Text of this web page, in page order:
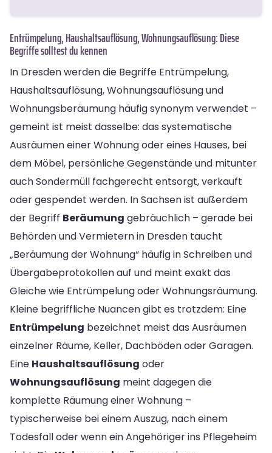
Entrümpelung, Haushaltsauflösung, Wohnungsauflösung: Diese
Begriffe solltest du kennen
In Dresden werden die Begriffe Entrümpelung,
Haushaltsauflösung, Wohnungsauflösung und
Wohnungsberäumung häufig synonym verwendet –
gemeint ist meist dasselbe: das systematische
Ausräumen einer Wohnung oder eines Hauses, bei
dem Möbel, persönliche Gegenstände und mitunter
auch Sondermüll fachgerecht entsorgt, verkauft
oder gespendet werden. In Sachsen ist außerdem
der Begriff Beräumung gebräuchlich – gerade bei
Behörden und Vermietern in Dresden taucht
„Beräumung der Wohnung“ häufig in Schreiben und
Übergabeprotokollen auf und meint exakt das
Gleiche wie Entrümpelung oder Wohnungsräumung.
Kleine begriffliche Nuancen gibt es trotzdem: Eine
Entrümpelung bezeichnet meist das Ausräumen
einzelner Räume, Keller, Dachböden oder Garagen.
Eine Haushaltsauflösung oder
Wohnungsauflösung meint dagegen die
komplette Räumung einer Wohnung –
typischerweise bei einem Auszug, nach einem
Todesfall oder wenn ein Angehöriger ins Pflegeheim